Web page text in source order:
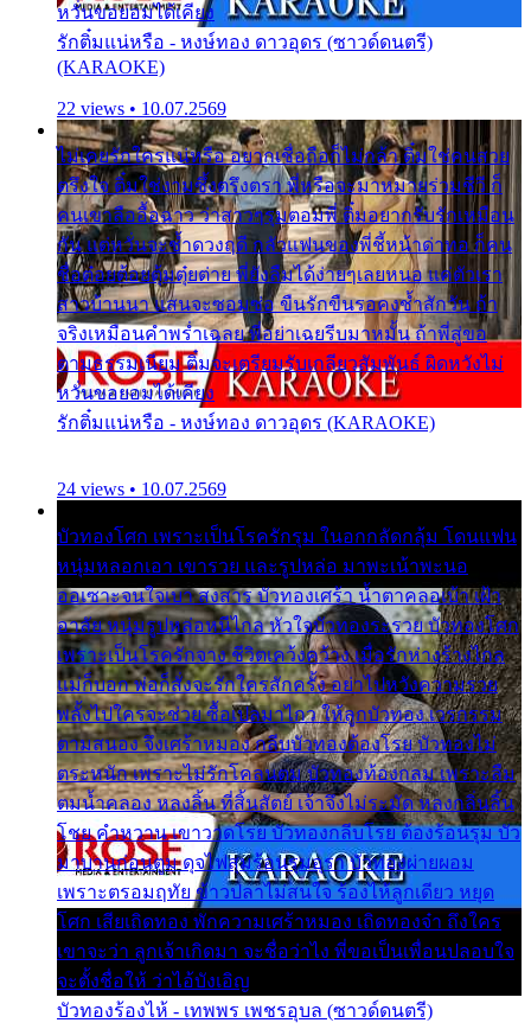
หวั่นขอยอมได้เคียง
รักติ๋มแน่หรือ - หงษ์ทอง ดาวอุดร (ซาวด์ดนตรี)
(KARAOKE)
22 views • 10.07.2569
ไม่เคยรักใครแน่หรือ อยากเชื่อถือก็ไม่กล้า ติ๋มใช่คนสวย
ตรึงใจ ติ๋มใช่งามซึ้งตรึงตรา พี่หรือจะมาหมายร่วมชีวี ก็
คนเขาลืออื้อฉาว ว่าสาวๆรุมตอมพี่ ติ๋มอยากรับรักเหมือน
กัน แต่หวั่นจะช้ำดวงฤดี กลัวแฟนของพี่ชี้หน้าด่าทอ ก็คน
ชื่อต๋อยต้อยตุ้มตุ๋ยต่าย พี่ยังลืมได้ง่ายๆเลยหนอ แค่ตัวเรา
สาวบ้านนา แสนจะซอมซ่อ ขืนรักขืนรอคงช้ำสักวัน ถ้า
จริงเหมือนคำพร่ำเฉลย พี่อย่าเฉยรีบมาหมั้น ถ้าพี่สู่ขอ
ตามธรรมเนียม ติ๋มจะเตรียมรับเกลียวสัมพันธ์ ผิดหวังไม่
หวั่นขอยอมได้เคียง
รักติ๋มแน่หรือ - หงษ์ทอง ดาวอุดร (KARAOKE)
24 views • 10.07.2569
บัวทองโศก เพราะเป็นโรครักรุม ในอกกลัดกลุ้ม โดนแฟน
หนุ่มหลอกเอา เขารวย และรูปหล่อ มาพะเน้าพะนอ
ออเซาะจนใจเบา สงสาร บัวทองเศร้า น้ำตาคลอเบ้า เฝ้า
อาลัย หนุ่มรูปหล่อหนีไกล หัวใจบัวทองระรวย บัวทองโศก
เพราะเป็นโรครักจาง ชีวิตเคว้งคว้าง เมื่อรักห่างร้างไกล
แม่ก็บอก พ่อก็สั่งจะรักใครสักครั้ง อย่าไปหวังความรวย
พลั้งไปใครจะช่วย ซื้อเปลมาไกว ให้ลูกบัวทอง เวรกรรม
ตามสนอง จึงเศร้าหมอง กลีบบัวทองต้องโรย บัวทองไม่
ตระหนัก เพราะไม่รักโคลนตม บัวทองท้องกลม เพราะลืม
ตมน้ำคลอง หลงลิ้น ที่สิ้นสัตย์ เจ้าจึงไม่ระมัด หลงกลิ่นลิ้น
โชย คำหวาน เขาวาดโรย บัวทองกลีบโรย ต้องร้อนรุม บัว
มาบานก่อนตูม ดุจไฟสุมร้อนรุมอุรา บัวทองผ่ายผอม
เพราะตรอมฤทัย ข้าวปลาไม่สนใจ ร้องไห้ลูกเดียว หยุด
โศก เสียเถิดทอง พักความเศร้าหมอง เถิดทองจ๋า ถึงใคร
เขาจะว่า ลูกเจ้าเกิดมา จะชื่อว่าไง พี่ขอเป็นเพื่อนปลอบใจ
จะตั้งชื่อให้ ว่าไอ้บังเอิญ
บัวทองร้องไห้ - เทพพร เพชรอุบล (ซาวด์ดนตรี)